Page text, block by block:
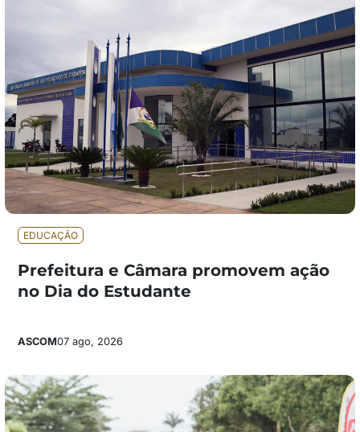
EDUCAÇÃO
Prefeitura e Câmara promovem ação
no Dia do Estudante
ASCOM07 ago, 2026